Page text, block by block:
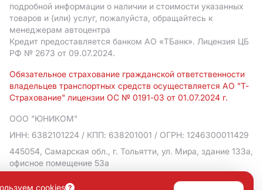
подробной информации о наличии и стоимости указанных
товаров и (или) услуг, пожалуйста, обращайтесь к
менеджерам автоцентра
Кредит предоставляется банком АO «ТБанк». Лицензия ЦБ
РФ № 2673 от 09.07.2024.
Обязательное страхование гражданской ответственности
владельцев транспортных средств осуществляется АО "Т-
Страхование" лицензии ОС № 0191-03 от 01.07.2024 г.
ООО "ЮНИКОМ"
ИНН: 6382101224 / КПП: 638201001 / ОГРН: 1246300011429
445054, Самарская обл., г. Тольятти, ул. Мира, здание 133а,
офисное помещение 53а
Политика в отношении обработки персональных данных
cookies